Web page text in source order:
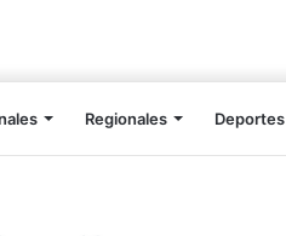
Regionales Deportes